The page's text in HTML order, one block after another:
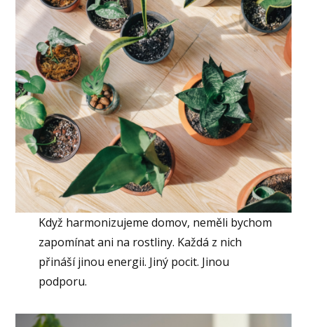
Když harmonizujeme domov, neměli bychom
zapomínat ani na rostliny. Každá z nich
přináší jinou energii. Jiný pocit. Jinou
podporu.